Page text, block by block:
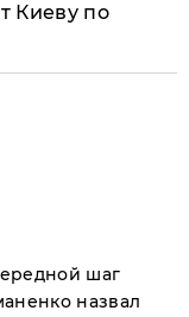
Киеву по
шаг
назвал